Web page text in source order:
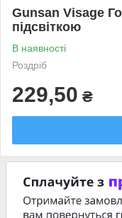
Gunsan Visage
підсвіткою
В наявності
Роздріб
229,50 ₴